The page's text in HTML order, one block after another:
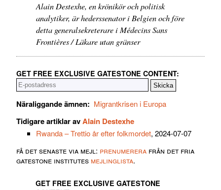
Alain Destexhe, en krönikör och politisk
analytiker, är hederssenator i Belgien och före
detta generalsekreterare i Médecins Sans
Frontières / Läkare utan gränser
GET FREE EXCLUSIVE GATESTONE CONTENT:
Näraliggande ämnen: Migrantkrisen i Europa
Tidigare artiklar avAlain Destexhe
Rwanda – Trettio år efter folkmordet, 2024-07-07
få det senaste via mejl: prenumerera från det fria
gatestone institutes mejlinglista.
GET FREE EXCLUSIVE GATESTONE